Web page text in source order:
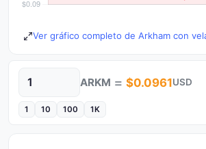
Ver gráfico completo de Arkham con
Cantidad ARKM = $0.0961USD
1 10 100 1K